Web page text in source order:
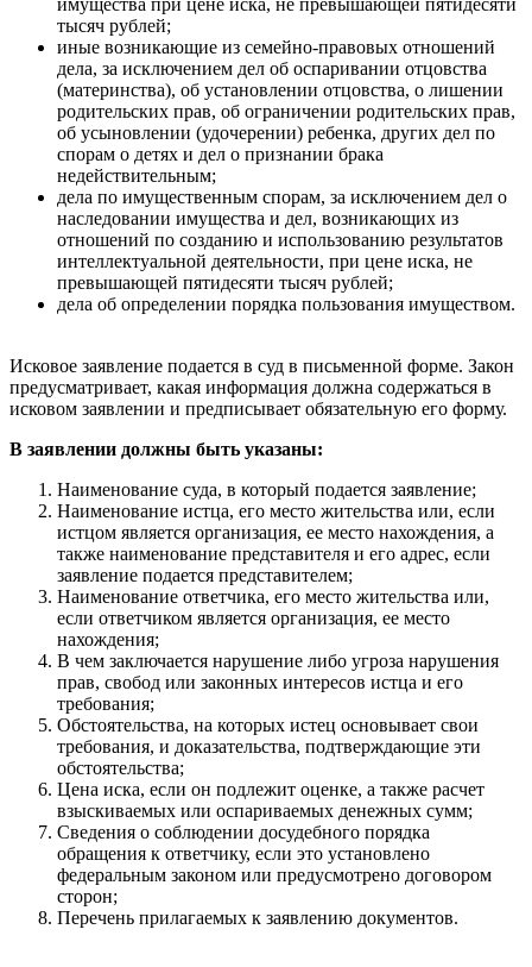
тысяч рублей;
иные возникающие из семейно-правовых отношений
дела, за исключением дел об оспаривании отцовства
(материнства), об установлении отцовства, о лишении
родительских прав, об ограничении родительских прав,
об усыновлении (удочерении) ребенка, других дел по
спорам о детях и дел о признании брака
недействительным;
дела по имущественным спорам, за исключением дел о
наследовании имущества и дел, возникающих из
отношений по созданию и использованию результатов
интеллектуальной деятельности, при цене иска, не
превышающей пятидесяти тысяч рублей;
дела об определении порядка пользования имуществом.
Исковое заявление подается в суд в письменной форме. Закон
предусматривает, какая информация должна содержаться в
исковом заявлении и предписывает обязательную его форму.
В заявлении должны быть указаны:
Наименование суда, в который подается заявление;
Наименование истца, его место жительства или, если
истцом является организация, ее место нахождения, а
также наименование представителя и его адрес, если
заявление подается представителем;
Наименование ответчика, его место жительства или,
если ответчиком является организация, ее место
нахождения;
В чем заключается нарушение либо угроза нарушения
прав, свобод или законных интересов истца и его
требования;
Обстоятельства, на которых истец основывает свои
требования, и доказательства, подтверждающие эти
обстоятельства;
Цена иска, если он подлежит оценке, а также расчет
взыскиваемых или оспариваемых денежных сумм;
Сведения о соблюдении досудебного порядка
обращения к ответчику, если это установлено
федеральным законом или предусмотрено договором
сторон;
Перечень прилагаемых к заявлению документов.